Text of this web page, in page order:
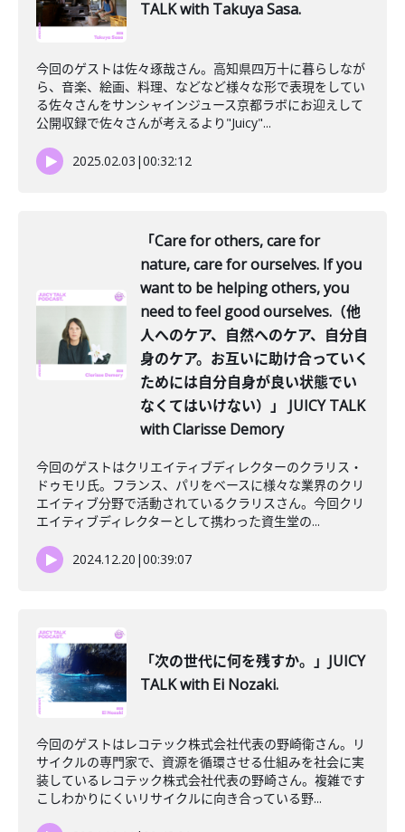
TALK with Takuya Sasa.
今回のゲストは佐々琢哉さん。高知県四万十に暮らしなが
ら、音楽、絵画、料理、などなど様々な形で表現をしてい
る佐々さんをサンシャインジュース京都ラボにお迎えして
公開収録で佐々さんが考えるより"Juicy"...
2025.02.03 |00:32:12
「Care for others, care for
nature, care for ourselves. If you
want to be helping others, you
need to feel good ourselves.（他
人へのケア、自然へのケア、自分自
身のケア。お互いに助け合っていく
ためには自分自身が良い状態でい
なくてはいけない）」 JUICY TALK
with Clarisse Demory
今回のゲストはクリエイティブディレクターのクラリス・
ドゥモリ氏。フランス、パリをベースに様々な業界のクリ
エイティブ分野で活動されているクラリスさん。今回クリ
エイティブディレクターとして携わった資生堂の...
2024.12.20 |00:39:07
「次の世代に何を残すか。」JUICY
TALK with Ei Nozaki.
今回のゲストはレコテック株式会社代表の野崎衛さん。リ
サイクルの専門家で、資源を循環させる仕組みを社会に実
装しているレコテック株式会社代表の野崎さん。複雑です
こしわかりにくいリサイクルに向き合っている野...